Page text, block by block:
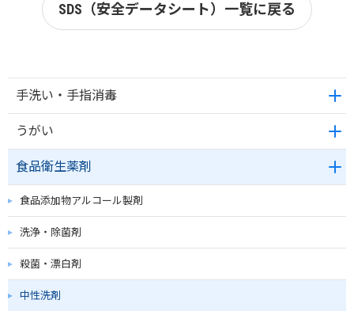
手洗い・手指消毒
うがい
食品衛生薬剤
食品添加物アルコール製剤
洗浄・除菌剤
殺菌・漂白剤
中性洗剤
SDS（安全データシート）一覧に戻る